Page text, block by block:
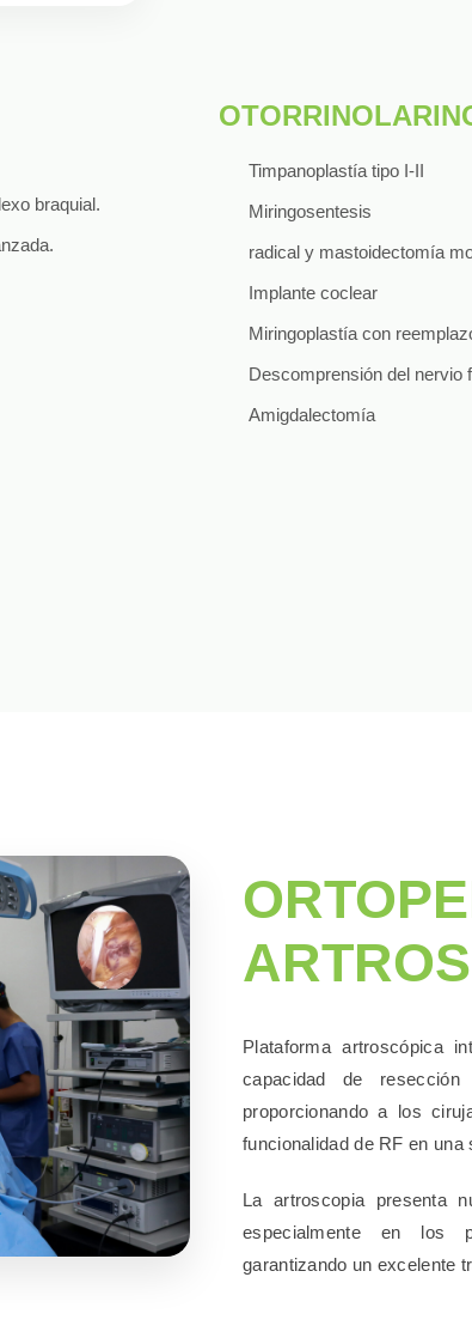
braquial.
Timpanoplastía tipo I-II
Miringosentesis
radical y mastoidectomía
Implante coclear
Miringoplastía con
Descomprensión del nervio
Amigdalectomía
Plataforma artroscópica
capacidad de
proporcionando a los
funcionalidad de RF en una
La artroscopia presenta
especialmente en los
garantizando un excelente